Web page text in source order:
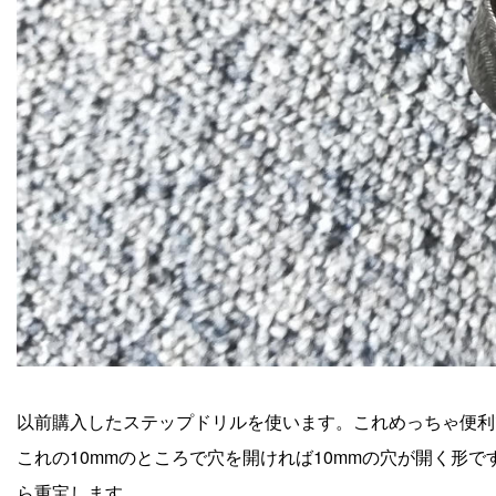
以前購入したステップドリルを使います。これめっちゃ便
これの10mmのところで穴を開ければ10mmの穴が開く形